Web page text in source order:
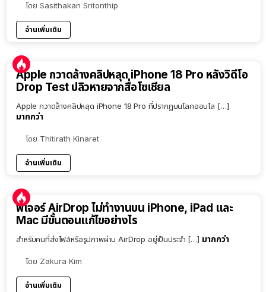
โดย Sasithakan Sritonthip
อ่านเพิ่มเติม
Apple กวาดล้างคลิปหลุด iPhone 18 Pro หลังวิดีโอ
Drop Test ปลิวหายจากสื่อโซเชียล
Apple กวาดล้างคลิปหลุด iPhone 18 Pro ที่ปรากฏบนโลกออนไล […]
มากกว่า
โดย Thitirath Kinaret
อ่านเพิ่มเติม
ฟีเจอร์ AirDrop ไม่ทำงานบน iPhone, iPad และ
Mac มีขั้นตอนแก้ไขอย่างไร
สำหรับคนที่ส่งไฟล์หรือรูปภาพผ่าน AirDrop อยู่เป็นประจำ […] มากกว่า
โดย Zakura Kim
อ่านเพิ่มเติม